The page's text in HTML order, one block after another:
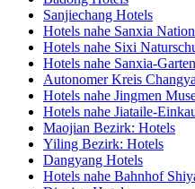
Sanjiechang Hotels
Hotels nahe Sanxia
Hotels nahe Sixi
Hotels nahe Sanxia-
Autonomer Kreis
Hotels nahe Jingmen
Hotels nahe Jiataile-
Maojian Bezirk: Hotels
Yiling Bezirk: Hotels
Dangyang Hotels
Hotels nahe Bahnhof